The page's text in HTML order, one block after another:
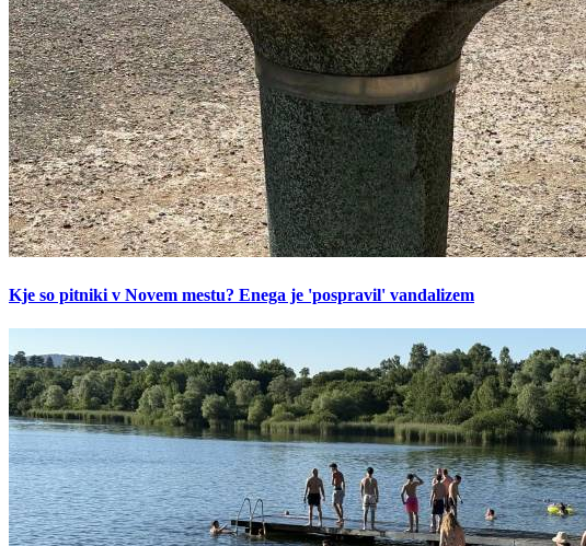
Kje so pitniki v Novem mestu? Enega je 'pospravil' vandalizem